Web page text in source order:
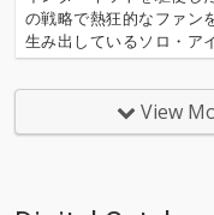
の戦略で熱狂的なファン
生み出しているソロ・ア
絵恋ちゃん。昨年11月に
セレモニー〈絵恋ちゃん
しないとナイト〉を開催
人のオタクと結婚した。
View